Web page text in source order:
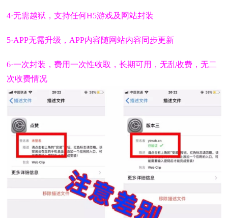
4·无需越狱，支持任何H5游戏及网站封装
5·APP无需升级，APP内容随网站内容同步更新
6·一次封装，费用一次性收取，长期可用，无乱收费，无二
次收费情况